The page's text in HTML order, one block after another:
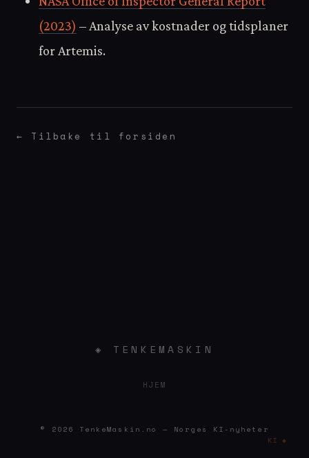
(2023) – Analyse av kostnader og tidsplaner
for Artemis.
← Tilbake til forsiden
◈ TENKEMASKIN
HJEM
© 2026 TenkeMaskin.no — Norges KI-nyheter
KI ◈